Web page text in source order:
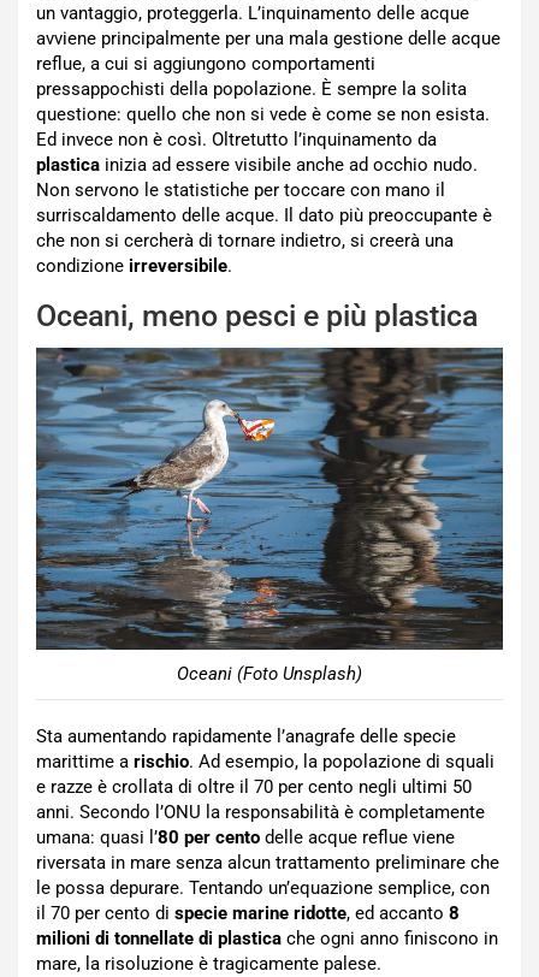
un vantaggio, proteggerla. L’inquinamento delle acque
avviene principalmente per una mala gestione delle acque
reflue, a cui si aggiungono comportamenti
pressappochisti della popolazione. È sempre la solita
questione: quello che non si vede è come se non esista.
Ed invece non è così. Oltretutto l’inquinamento da
plastica inizia ad essere visibile anche ad occhio nudo.
Non servono le statistiche per toccare con mano il
surriscaldamento delle acque. Il dato più preoccupante è
che non si cercherà di tornare indietro, si creerà una
condizione irreversibile.
Oceani, meno pesci e più plastica
Oceani (Foto Unsplash)
Sta aumentando rapidamente l’anagrafe delle specie
marittime a rischio. Ad esempio, la popolazione di squali
e razze è crollata di oltre il 70 per cento negli ultimi 50
anni. Secondo l’ONU la responsabilità è completamente
umana: quasi l’80 per cento delle acque reflue viene
riversata in mare senza alcun trattamento preliminare che
le possa depurare. Tentando un’equazione semplice, con
il 70 per cento di specie marine ridotte, ed accanto 8
milioni di tonnellate di plastica che ogni anno finiscono in
mare, la risoluzione è tragicamente palese.